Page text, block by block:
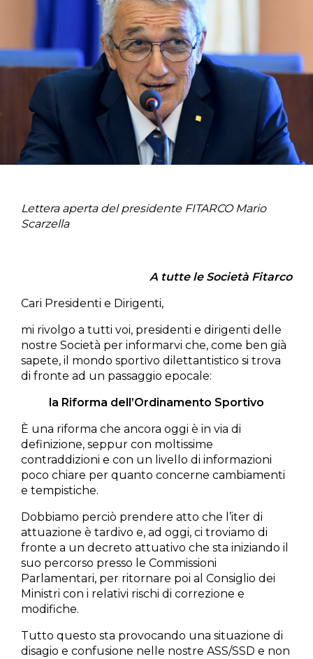
Lettera aperta del presidente FITARCO Mario
Scarzella
A tutte le Società Fitarco
Cari Presidenti e Dirigenti,
mi rivolgo a tutti voi, presidenti e dirigenti delle
nostre Società per informarvi che, come ben già
sapete, il mondo sportivo dilettantistico si trova
di fronte ad un passaggio epocale:
la Riforma dell’Ordinamento Sportivo
È una riforma che ancora oggi è in via di
definizione, seppur con moltissime
contraddizioni e con un livello di informazioni
poco chiare per quanto concerne cambiamenti
e tempistiche.
Dobbiamo perciò prendere atto che l’iter di
attuazione è tardivo e, ad oggi, ci troviamo di
fronte a un decreto attuativo che sta iniziando il
suo percorso presso le Commissioni
Parlamentari, per ritornare poi al Consiglio dei
Ministri con i relativi rischi di correzione e
modifiche.
Tutto questo sta provocando una situazione di
disagio e confusione nelle nostre ASS/SSD e non